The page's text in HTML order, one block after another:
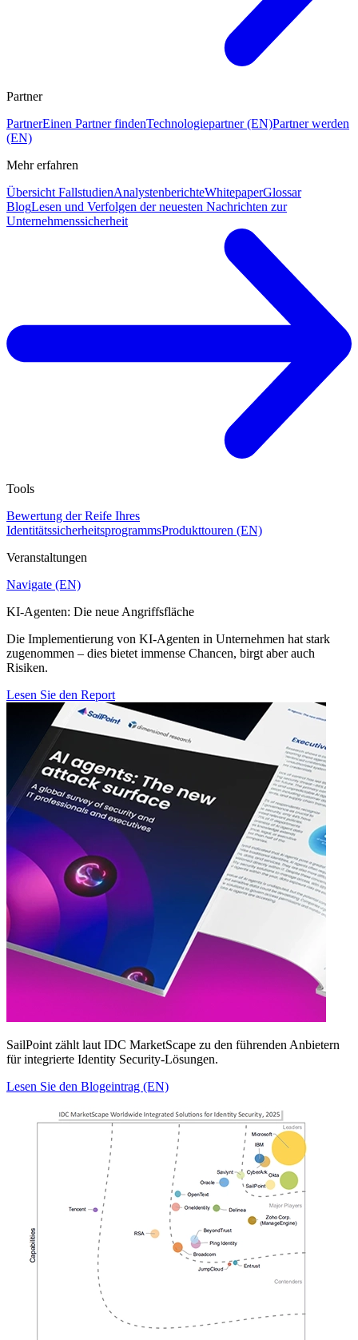
Partner
PartnerEinen Partner findenTechnologiepartner (EN)Partner werden
(EN)
Mehr erfahren
Übersicht FallstudienAnalystenberichteWhitepaperGlossar
BlogLesen und Verfolgen der neuesten Nachrichten zur
Unternehmenssicherheit
Tools
Bewertung der Reife Ihres
IdentitätssicherheitsprogrammsProdukttouren (EN)
Veranstaltungen
Navigate (EN)
KI-Agenten: Die neue Angriffsfläche
Die Implementierung von KI-Agenten in Unternehmen hat stark
zugenommen – dies bietet immense Chancen, birgt aber auch
Risiken.
Lesen Sie den Report
SailPoint zählt laut IDC MarketScape zu den führenden Anbietern
für integrierte Identity Security‑Lösungen.
Lesen Sie den Blogeintrag (EN)